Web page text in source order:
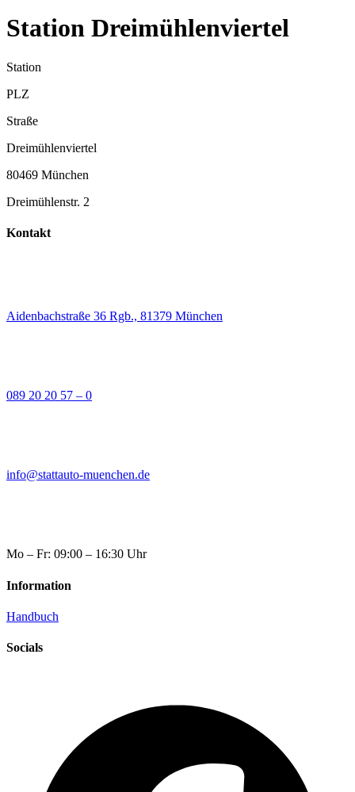
Station Dreimühlenviertel
Station
PLZ
Straße
Dreimühlenviertel
80469 München
Dreimühlenstr. 2
Kontakt
Aidenbachstraße 36 Rgb., 81379 München
089 20 20 57 – 0
info@stattauto-muenchen.de
Mo – Fr: 09:00 – 16:30 Uhr
Information
Handbuch
Socials